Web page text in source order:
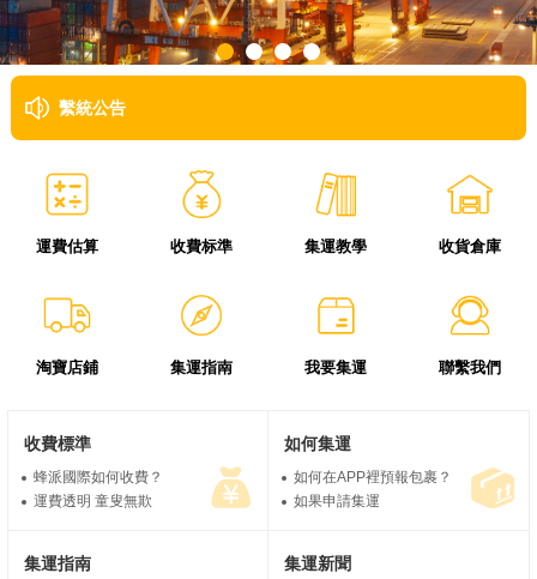
繫統公告
運費估算 收費标準 集運教學 收貨倉庫
淘寶店鋪 集運指南 我要集運 聯繫我們
收費標準
蜂派國際如何收費？
運費透明 童叟無欺
如何集運
如何在APP裡預報包裹？
如果申請集運
集運指南 集運新聞